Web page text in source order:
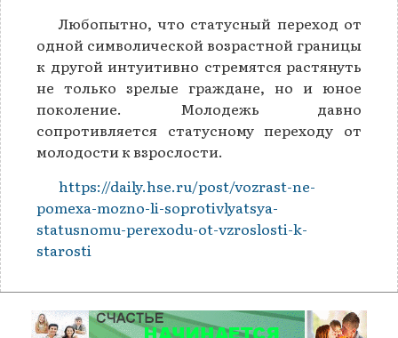
Любопытно, что статусный переход от
одной символической возрастной границы
к другой интуитивно стремятся растянуть
не только зрелые граждане, но и юное
поколение. Молодежь давно
сопротивляется статусному переходу от
молодости к взрослости.
https://daily.hse.ru/post/vozrast-ne-
pomexa-mozno-li-soprotivlyatsya-
statusnomu-perexodu-ot-vzroslosti-k-
starosti